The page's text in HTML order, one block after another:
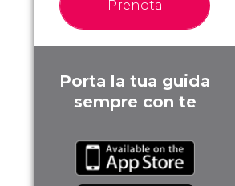
Prenota
Porta la tua guida
sempre con te